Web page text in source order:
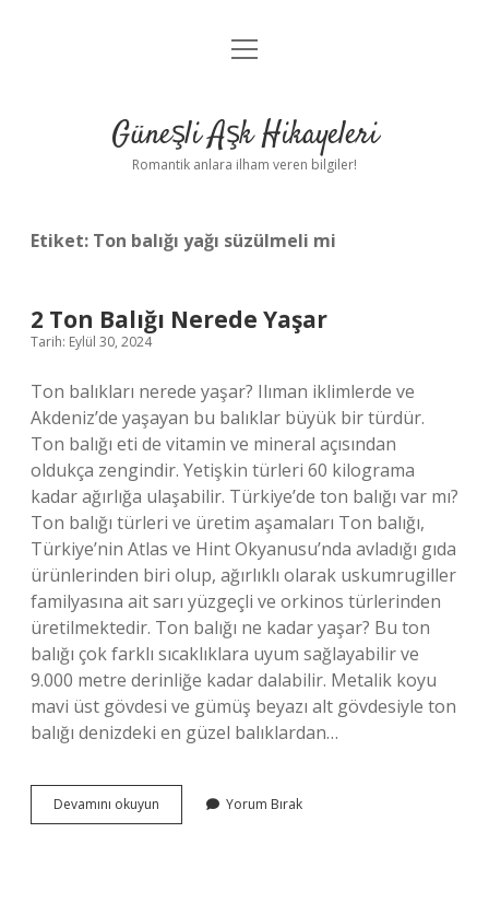
Anasayfa
Yasal Uyarı
menüyü
Güneşli Aşk Hikayeleri
Romantik anlara ilham veren bilgiler!
Etiket: Ton balığı yağı süzülmeli mi
2 Ton Balığı Nerede Yaşar
Tarih: Eylül 30, 2024
Ton balıkları nerede yaşar? Ilıman iklimlerde ve
Akdeniz’de yaşayan bu balıklar büyük bir türdür.
Ton balığı eti de vitamin ve mineral açısından
oldukça zengindir. Yetişkin türleri 60 kilograma
kadar ağırlığa ulaşabilir. Türkiye’de ton balığı var mı?
Ton balığı türleri ve üretim aşamaları Ton balığı,
Türkiye’nin Atlas ve Hint Okyanusu’nda avladığı gıda
ürünlerinden biri olup, ağırlıklı olarak uskumrugiller
familyasına ait sarı yüzgeçli ve orkinos türlerinden
üretilmektedir. Ton balığı ne kadar yaşar? Bu ton
balığı çok farklı sıcaklıklara uyum sağlayabilir ve
9.000 metre derinliğe kadar dalabilir. Metalik koyu
mavi üst gövdesi ve gümüş beyazı alt gövdesiyle ton
balığı denizdeki en güzel balıklardan…
Devamını okuyun
Ton
Yorum Bırak